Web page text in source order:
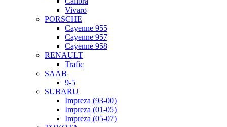
Vivaro
PORSCHE
Cayenne 955
Cayenne 957
Cayenne 958
RENAULT
Trafic
SAAB
9-5
SUBARU
Impreza (93-00)
Impreza (01-05)
Impreza (05-07)